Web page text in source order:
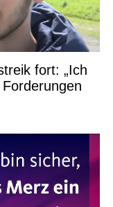
fort: „Ich